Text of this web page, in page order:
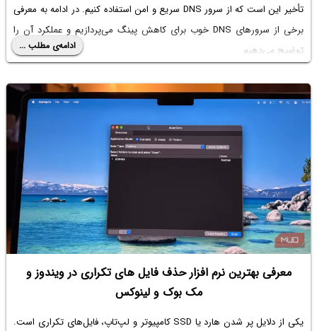
تأخیر این است که از سرور DNS سریع و امن استفاده کنیم. در ادامه به معرفی
برخی از سرورهای DNS خوب برای کاهش پینگ می‌پردازیم و عملکرد آن را
توضیح می‌دهیم.
ادامه‌ی مطلب ...
معرفی بهترین نرم افزار حذف فایل های تکراری در ویندوز و
مک بوک و لینوکس
یکی از دلایل پر شدن هارد یا SSD کامپیوتر و لپ‌تاپ، فایل‌های تکراری است.